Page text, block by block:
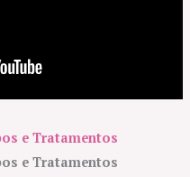
e Tratamentos
e Tratamentos